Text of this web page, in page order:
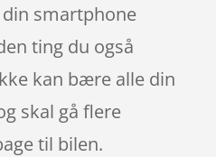
smartphone
ting du også
kan bære alle din
skal gå flere
til bilen.